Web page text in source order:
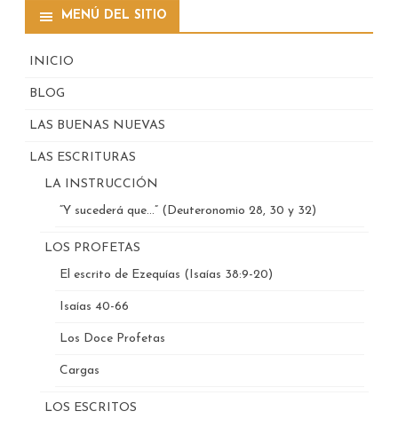
MENÚ DEL SITIO
INICIO
BLOG
LAS BUENAS NUEVAS
LAS ESCRITURAS
LA INSTRUCCIÓN
“Y sucederá que…” (Deuteronomio 28, 30 y 32)
LOS PROFETAS
El escrito de Ezequías (Isaías 38:9-20)
Isaías 40-66
Los Doce Profetas
Cargas
LOS ESCRITOS